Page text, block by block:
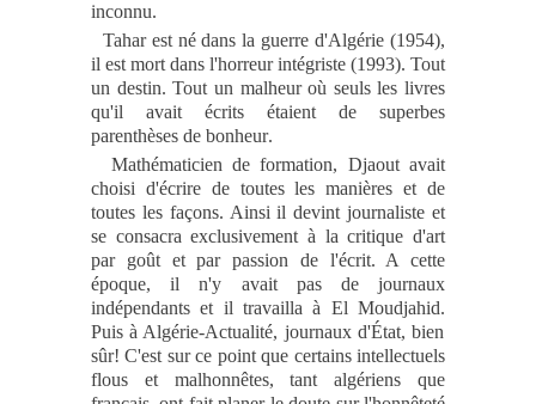
inconnu.
Tahar est né dans la guerre d'Algérie (1954),
il est mort dans l'horreur intégriste (1993). Tout
un destin. Tout un malheur où seuls les livres
qu'il avait écrits étaient de superbes
parenthèses de bonheur.
Mathématicien de formation, Djaout avait
choisi d'écrire de toutes les manières et de
toutes les façons. Ainsi il devint journaliste et
se consacra exclusivement à la critique d'art
par goût et par passion de l'écrit. A cette
époque, il n'y avait pas de journaux
indépendants et il travailla à El Moudjahid.
Puis à Algérie-Actualité, journaux d'État, bien
sûr! C'est sur ce point que certains intellectuels
flous et malhonnêtes, tant algériens que